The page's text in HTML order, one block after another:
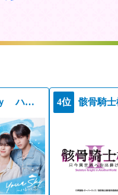
Ｙｏｕｒ Ｓｋｙ ハレのち恋 4位